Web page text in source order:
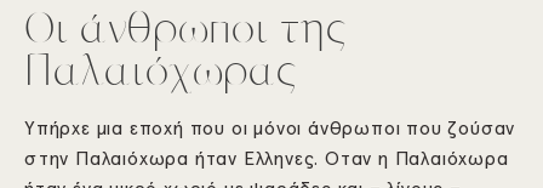
Οι άνθρωποι της
Παλαιόχωρας
Υπήρχε μια εποχή που οι μόνοι άνθρωποι που ζούσαν
στην Παλαιόχωρα ήταν Έλληνες. Όταν η Παλαιόχωρα